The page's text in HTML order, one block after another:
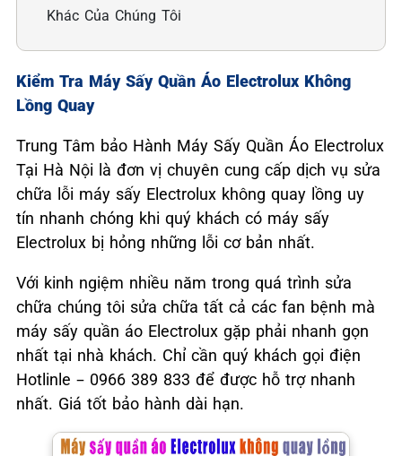
Khác Của Chúng Tôi
Kiểm Tra Máy Sấy Quần Áo Electrolux Không
Lồng Quay
Trung Tâm bảo Hành Máy Sấy Quần Áo Electrolux
Tại Hà Nội là đơn vị chuyên cung cấp dịch vụ sửa
chữa lỗi máy sấy Electrolux không quay lồng uy
tín nhanh chóng khi quý khách có máy sấy
Electrolux bị hỏng những lỗi cơ bản nhất.
Với kinh ngiệm nhiều năm trong quá trình sửa
chữa chúng tôi sửa chữa tất cả các fan bệnh mà
máy sấy quần áo Electrolux gặp phải nhanh gọn
nhất tại nhà khách. Chỉ cần quý khách gọi điện
Hotlinle – 0966 389 833 để được hỗ trợ nhanh
nhất. Giá tốt bảo hành dài hạn.